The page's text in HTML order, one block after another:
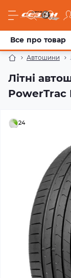
Автошини
Літні
PowerTrac
Все про товар
24